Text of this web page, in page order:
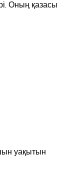
Оның қазасы
уақытын